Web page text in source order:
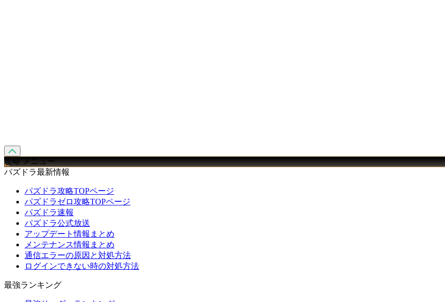
攻略 メニュー
パズドラ最新情報
パズドラ攻略TOPページ
パズドラゼロ攻略TOPページ
パズドラ速報
パズドラ公式放送
アップデート情報まとめ
メンテナンス情報まとめ
通信エラーの原因と対処方法
ログインできない時の対処方法
最強ランキング